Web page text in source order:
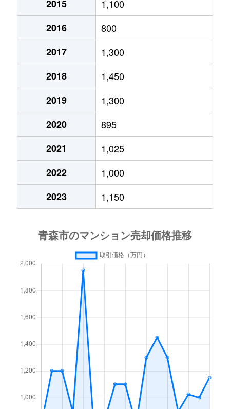
700万円 青森
450万円 青森
2015
1,100
2016
800
2017
1,300
2018
1,450
2019
1,300
2020
895
2021
1,025
2022
1,000
2023
1,150